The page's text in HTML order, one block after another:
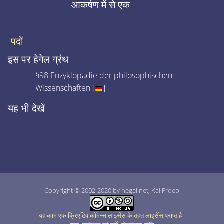
आकर्षण में से एक
पदों
इस पर हेगेल ग्रंथ
§98 Enzyklopädie der philosophischen
Wissenschaften [
]
यह भी देखें
Copyright © 2002-2020 by hegel.net, Kai Froeb
यह काम एक क्रिएटिव कॉमन्स लाइसेंस के तहत लाइसेंस प्राप्त है.